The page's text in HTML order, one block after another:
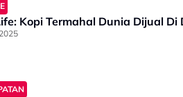
Kopi Termahal Dunia Dijual